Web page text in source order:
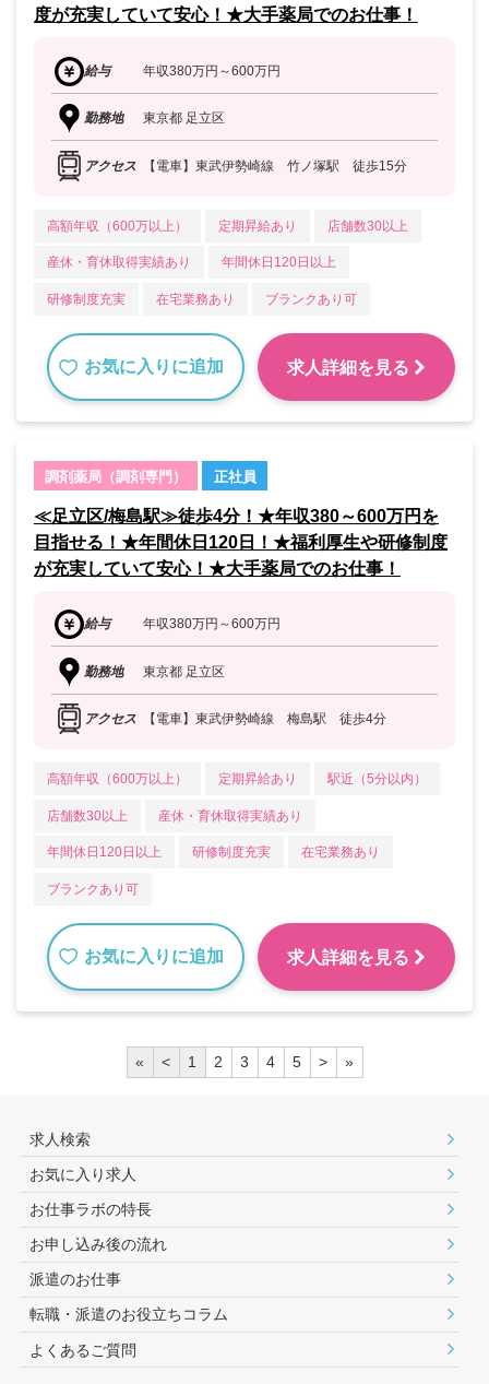
度が充実していて安心！★大手薬局でのお仕事！
給与 年収380万円～600万円
勤務地 東京都 足立区
アクセス 【電車】東武伊勢崎線 竹ノ塚駅 徒歩15分
高額年収（600万以上） 定期昇給あり 店舗数30以上
産休・育休取得実績あり 年間休日120日以上
研修制度充実 在宅業務あり ブランクあり可
お気に入りに追加 求人詳細を見る
調剤薬局（調剤専門） 正社員
≪足立区/梅島駅≫徒歩4分！★年収380～600万円を
目指せる！★年間休日120日！★福利厚生や研修制度
が充実していて安心！★大手薬局でのお仕事！
給与 年収380万円～600万円
勤務地 東京都 足立区
アクセス 【電車】東武伊勢崎線 梅島駅 徒歩4分
高額年収（600万以上） 定期昇給あり 駅近（5分以内）
店舗数30以上 産休・育休取得実績あり
年間休日120日以上 研修制度充実 在宅業務あり
ブランクあり可
お気に入りに追加 求人詳細を見る
« < 1 2 3 4 5 > »
求人検索
お気に入り求人
お仕事ラボの特長
お申し込み後の流れ
派遣のお仕事
転職・派遣のお役⽴ちコラム
よくあるご質問